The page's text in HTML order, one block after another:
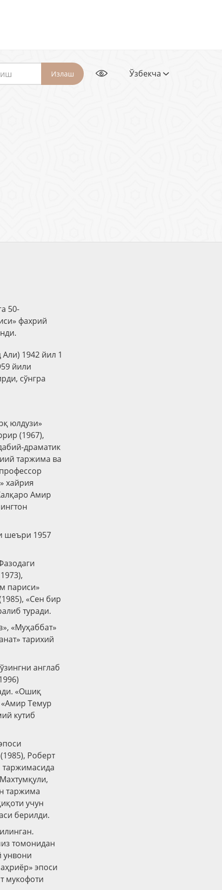
Излаш Ўзбекча
50-
фахрий
1942 йил 1
йили
сўнгра
юлдузи»
(1967),
драматик
таржима ва
хайрия
Амир
шеъри 1957
париси»
«Сен бир
туради.
«Муҳаббат»
тарихий
англаб
«Ошиқ
«Амир Темур
кутиб
Роберт
таржимасида
таржима
учун
берилди.
томонидан
унвони
эпоси
мукофоти